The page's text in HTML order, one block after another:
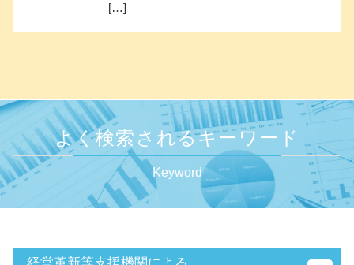
[…]
よく検索されるキーワード
Keyword